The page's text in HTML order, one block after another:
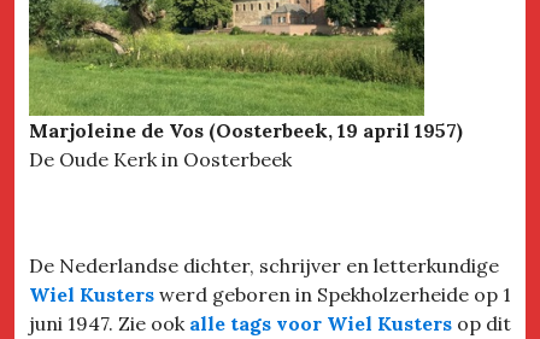
Marjoleine de Vos (Oosterbeek, 19 april 1957)
De Oude Kerk in Oosterbeek
De Nederlandse dichter, schrijver en letterkundige
Wiel Kusters werd geboren in Spekholzerheide op 1
juni 1947. Zie ook alle tags voor Wiel Kusters op dit